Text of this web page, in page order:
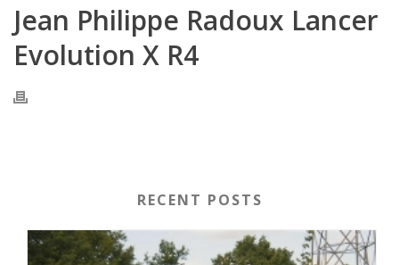
Jean Philippe Radoux Lancer
Evolution X R4
RECENT POSTS